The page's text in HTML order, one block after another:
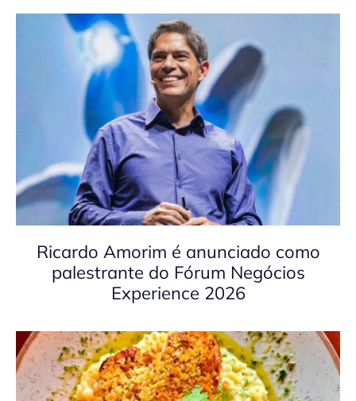
Ricardo Amorim é anunciado como
palestrante do Fórum Negócios
Experience 2026